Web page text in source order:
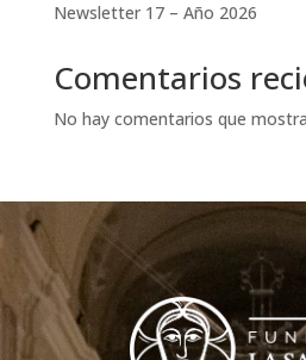
Newsletter 17 – Año 2026
Comentarios
No hay comentarios que